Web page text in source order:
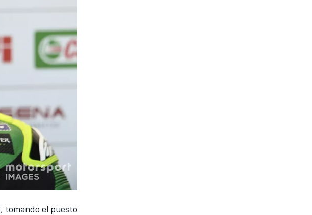
, tomando el puesto